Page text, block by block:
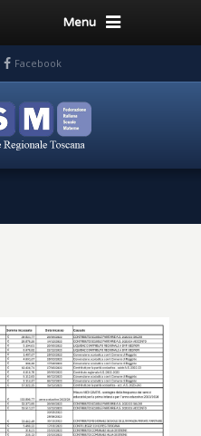
Menu
Facebook